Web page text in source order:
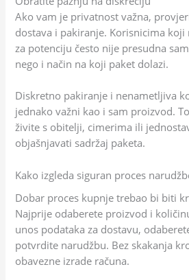
Ako vam je privatnost važna,
dostava i pakiranje. Korisnicima
za potenciju često nije presudna
nego i način na koji paket dolazi.
Diskretno pakiranje i nenametljiva
jednako važni kao i sam proizvod.
živite s obitelji, cimerima ili
objašnjavati sadržaj paketa.
Kako izgleda siguran proces
Dobar proces kupnje trebao bi biti
Najprije odaberete proizvod i
unos podataka za dostavu,
potvrdite narudžbu. Bez skakanja
obavezne izrade računa.